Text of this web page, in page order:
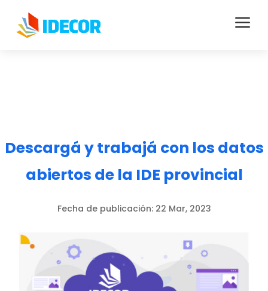
a
Descargá y trabajá con los datos
abiertos de la IDE provincial
Fecha de publicación: 22 Mar, 2023